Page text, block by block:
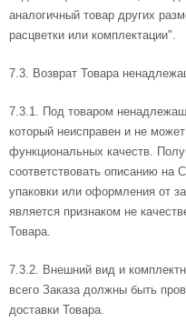
аналогичный товар других
расцветки или комплектации".
7.3. Возврат Товара
7.3.1. Под товаром
который неисправен и не
функциональных качеств.
соответствовать описанию на
упаковки или оформления от
является признаком не
Товара.
7.3.2. Внешний вид и
всего Заказа должны быть
доставки Товара.